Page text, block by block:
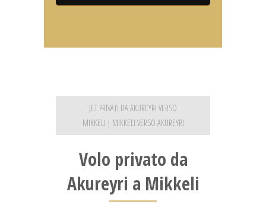
JET PRIVATI DA AKUREYRI VERSO
MIKKELI | MIKKELI VERSO AKUREYRI
Volo privato da
Akureyri a Mikkeli